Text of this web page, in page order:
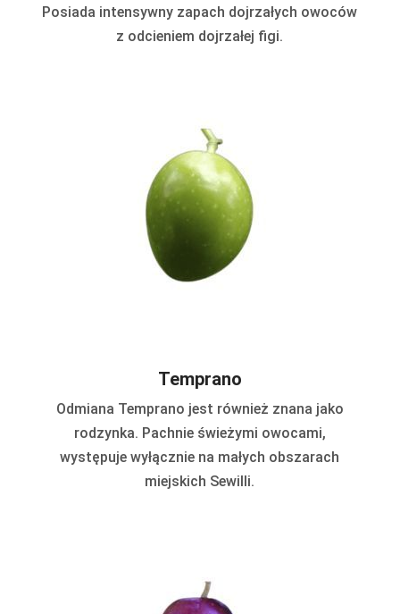
Posiada intensywny zapach dojrzałych owoców
z odcieniem dojrzałej figi.
Temprano
Odmiana Temprano jest również znana jako
rodzynka. Pachnie świeżymi owocami,
występuje wyłącznie na małych obszarach
miejskich Sewilli.